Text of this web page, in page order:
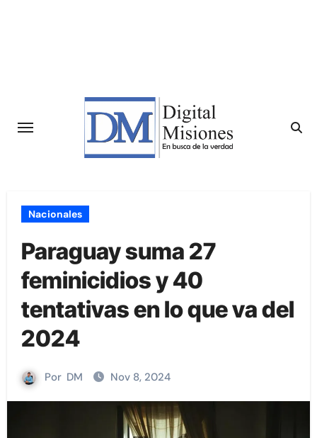
Nacionales
Paraguay suma 27
feminicidios y 40
tentativas en lo que va del
2024
Por DM Nov 8, 2024